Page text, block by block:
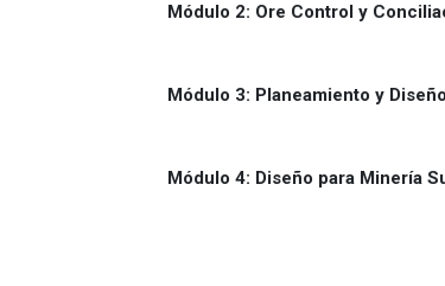
Módulo 2: Ore Control y
Módulo 3: Planeamiento y
Módulo 4: Diseño para Minería